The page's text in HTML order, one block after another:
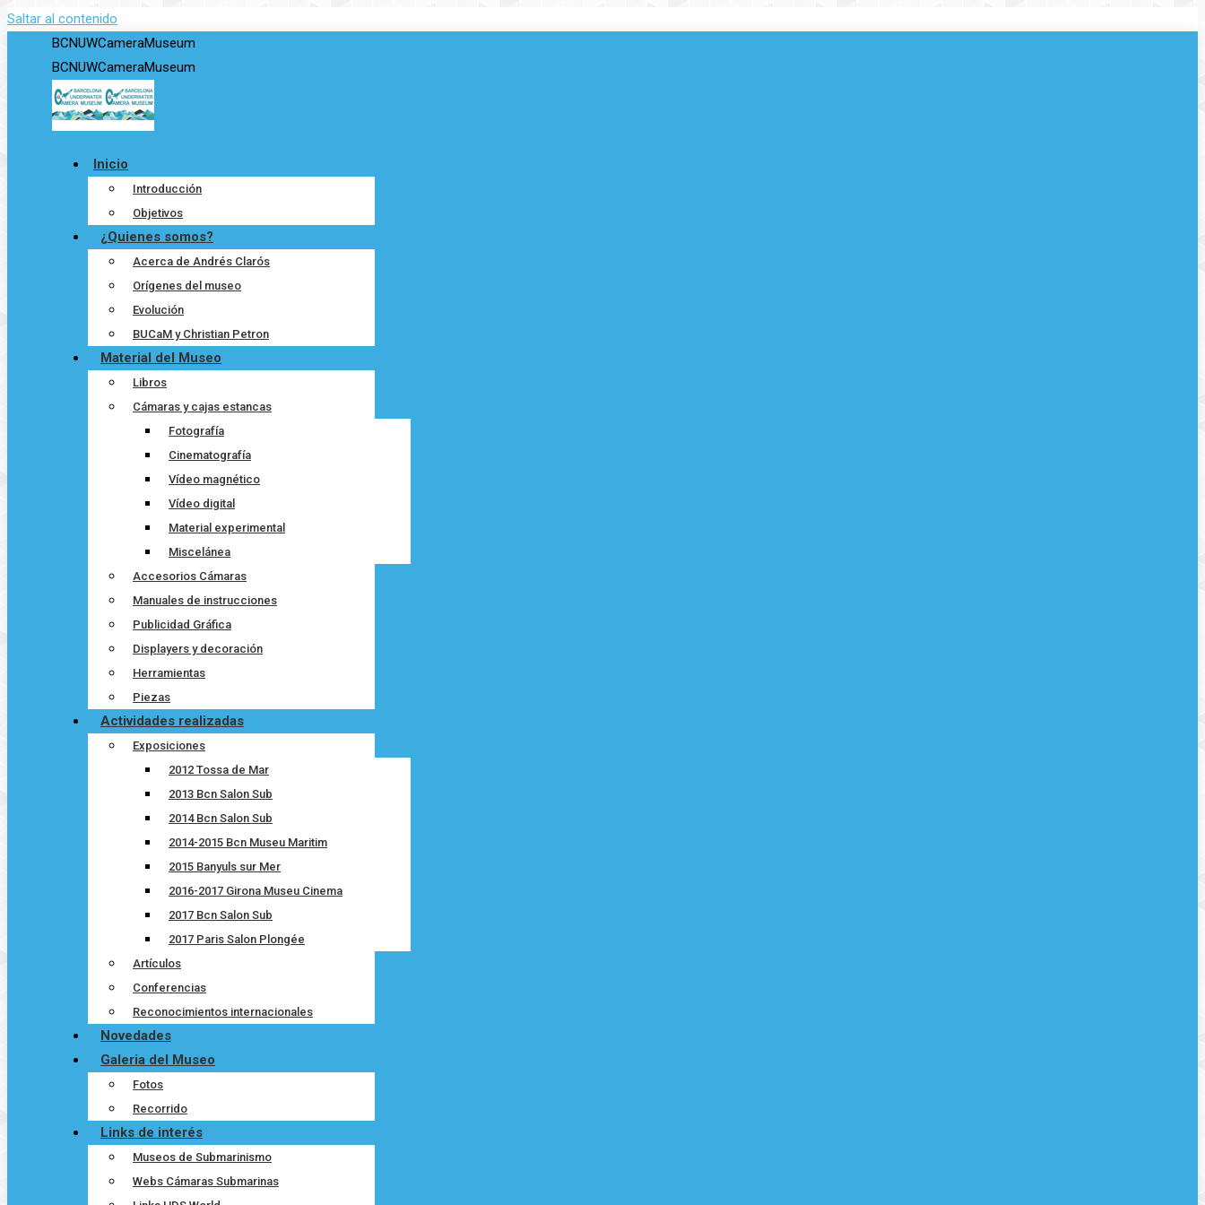
Saltar al contenido
BCNUWCameraMuseum
BCNUWCameraMuseum
Inicio
Introducción
Objetivos
¿Quienes somos?
Acerca de Andrés Clarós
Orígenes del museo
Evolución
BUCaM y Christian Petron
Material del Museo
Libros
Cámaras y cajas estancas
Fotografía
Cinematografía
Vídeo magnético
Vídeo digital
Material experimental
Miscelánea
Accesorios Cámaras
Manuales de instrucciones
Publicidad Gráfica
Displayers y decoración
Herramientas
Piezas
Actividades realizadas
Exposiciones
2012 Tossa de Mar
2013 Bcn Salon Sub
2014 Bcn Salon Sub
2014-2015 Bcn Museu Maritim
2015 Banyuls sur Mer
2016-2017 Girona Museu Cinema
2017 Bcn Salon Sub
2017 Paris Salon Plongée
Artículos
Conferencias
Reconocimientos internacionales
Novedades
Galeria del Museo
Fotos
Recorrido
Links de interés
Museos de Submarinismo
Webs Cámaras Submarinas